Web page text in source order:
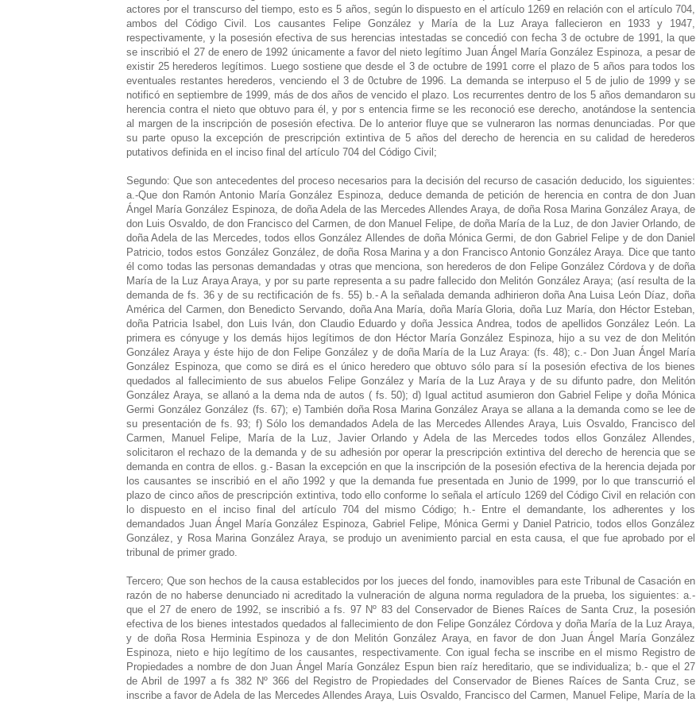
actores por el transcurso del tiempo, esto es 5 años, según lo dispuesto en el artículo 1269 en relación con el artículo 704,
ambos del Código Civil. Los causantes Felipe González y María de la Luz Araya fallecieron en 1933 y 1947,
respectivamente, y la posesión efectiva de sus herencias intestadas se concedió con fecha 3 de octubre de 1991, la que
se inscribió el 27 de enero de 1992 únicamente a favor del nieto legítimo Juan Ángel María González Espinoza, a pesar de
existir 25 herederos legítimos. Luego sostiene que desde el 3 de octubre de 1991 corre el plazo de 5 años para todos los
eventuales restantes herederos, venciendo el 3 de 0ctubre de 1996. La demanda se interpuso el 5 de julio de 1999 y se
notificó en septiembre de 1999, más de dos años de vencido el plazo. Los recurrentes dentro de los 5 años demandaron su
herencia contra el nieto que obtuvo para él, y por s entencia firme se les reconoció ese derecho, anotándose la sentencia
al margen de la inscripción de posesión efectiva. De lo anterior fluye que se vulneraron las normas denunciadas. Por que
su parte opuso la excepción de prescripción extintiva de 5 años del derecho de herencia en su calidad de herederos
putativos definida en el inciso final del artículo 704 del Código Civil;
Segundo: Que son antecedentes del proceso necesarios para la decisión del recurso de casación deducido, los siguientes:
a.-Que don Ramón Antonio María González Espinoza, deduce demanda de petición de herencia en contra de don Juan
Ángel María González Espinoza, de doña Adela de las Mercedes Allendes Araya, de doña Rosa Marina González Araya, de
don Luis Osvaldo, de don Francisco del Carmen, de don Manuel Felipe, de doña María de la Luz, de don Javier Orlando, de
doña Adela de las Mercedes, todos ellos González Allendes de doña Mónica Germi, de don Gabriel Felipe y de don Daniel
Patricio, todos estos González González, de doña Rosa Marina y a don Francisco Antonio González Araya. Dice que tanto
él como todas las personas demandadas y otras que menciona, son herederos de don Felipe González Córdova y de doña
María de la Luz Araya Araya, y por su parte representa a su padre fallecido don Melitón González Araya; (así resulta de la
demanda de fs. 36 y de su rectificación de fs. 55) b.- A la señalada demanda adhirieron doña Ana Luisa León Díaz, doña
América del Carmen, don Benedicto Servando, doña Ana María, doña María Gloria, doña Luz María, don Héctor Esteban,
doña Patricia Isabel, don Luis Iván, don Claudio Eduardo y doña Jessica Andrea, todos de apellidos González León. La
primera es cónyuge y los demás hijos legítimos de don Héctor María González Espinoza, hijo a su vez de don Melitón
González Araya y éste hijo de don Felipe González y de doña María de la Luz Araya: (fs. 48); c.- Don Juan Ángel María
González Espinoza, que como se dirá es el único heredero que obtuvo sólo para sí la posesión efectiva de los bienes
quedados al fallecimiento de sus abuelos Felipe González y María de la Luz Araya y de su difunto padre, don Melitón
González Araya, se allanó a la dema nda de autos ( fs. 50); d) Igual actitud asumieron don Gabriel Felipe y doña Mónica
Germi González González (fs. 67); e) También doña Rosa Marina González Araya se allana a la demanda como se lee de
su presentación de fs. 93; f) Sólo los demandados Adela de las Mercedes Allendes Araya, Luis Osvaldo, Francisco del
Carmen, Manuel Felipe, María de la Luz, Javier Orlando y Adela de las Mercedes todos ellos González Allendes,
solicitaron el rechazo de la demanda y de su adhesión por operar la prescripción extintiva del derecho de herencia que se
demanda en contra de ellos. g.- Basan la excepción en que la inscripción de la posesión efectiva de la herencia dejada por
los causantes se inscribió en el año 1992 y que la demanda fue presentada en Junio de 1999, por lo que transcurrió el
plazo de cinco años de prescripción extintiva, todo ello conforme lo señala el artículo 1269 del Código Civil en relación con
lo dispuesto en el inciso final del artículo 704 del mismo Código; h.- Entre el demandante, los adherentes y los
demandados Juan Ángel María González Espinoza, Gabriel Felipe, Mónica Germi y Daniel Patricio, todos ellos González
González, y Rosa Marina González Araya, se produjo un avenimiento parcial en esta causa, el que fue aprobado por el
tribunal de primer grado.
Tercero; Que son hechos de la causa establecidos por los jueces del fondo, inamovibles para este Tribunal de Casación en
razón de no haberse denunciado ni acreditado la vulneración de alguna norma reguladora de la prueba, los siguientes: a.-
que el 27 de enero de 1992, se inscribió a fs. 97 Nº 83 del Conservador de Bienes Raíces de Santa Cruz, la posesión
efectiva de los bienes intestados quedados al fallecimiento de don Felipe González Córdova y doña María de la Luz Araya,
y de doña Rosa Herminia Espinoza y de don Melitón González Araya, en favor de don Juan Ángel María González
Espinoza, nieto e hijo legítimo de los causantes, respectivamente. Con igual fecha se inscribe en el mismo Registro de
Propiedades a nombre de don Juan Ángel María González Espun bien raíz hereditario, que se individualiza; b.- que el 27
de Abril de 1997 a fs 382 Nº 366 del Registro de Propiedades del Conservador de Bienes Raíces de Santa Cruz, se
inscribe a favor de Adela de las Mercedes Allendes Araya, Luis Osvaldo, Francisco del Carmen, Manuel Felipe, María de la